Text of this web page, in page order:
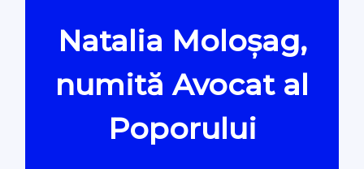
Oamenii Legii
#Verificat
#PeScurt din Parlament
Natalia Moloșag,
numită Avocat al
Poporului